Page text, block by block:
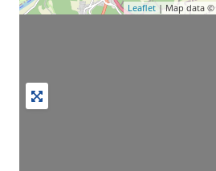
Leaflet | Map data ©